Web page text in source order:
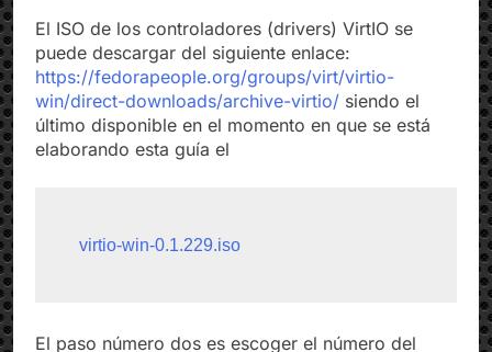
El ISO de los controladores (drivers) VirtIO se
puede descargar del siguiente enlace:
https://fedorapeople.org/groups/virt/virtio-
win/direct-downloads/archive-virtio/siendo el
último disponible en el momento en que se está